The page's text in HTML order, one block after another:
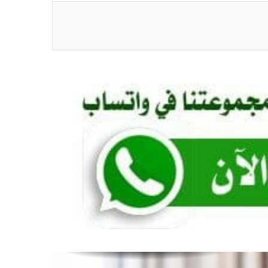
*حين يعود الطالب إلى داخليته.. تعود الروح
للسودان! د. محمد خليفة صديق*
*مفتاح المدى (حكاوي من زمن الحرب) ما
بين قصّة صاحبنا حسن.. و«لو» بتاعة البروف
أحمد التجاني! بقلم: د. محمد حمد محمد
*الاقتصاد أولى بالخبرات الأجنبية من كرة